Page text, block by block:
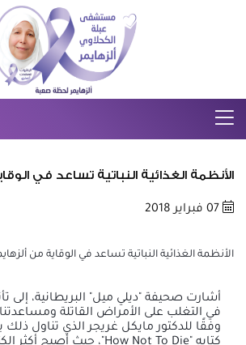
الأنظمة الغذائية النباتية تساعد في
الأنظمة الغذائية النباتية تساعد في الوقاية من
أشارت صحيفة "ديلي ميل" البريطانية، إلى
في التغلب على الأمراض القاتلة
وفقًا للدكتور مايكل غريجر الذي تناول